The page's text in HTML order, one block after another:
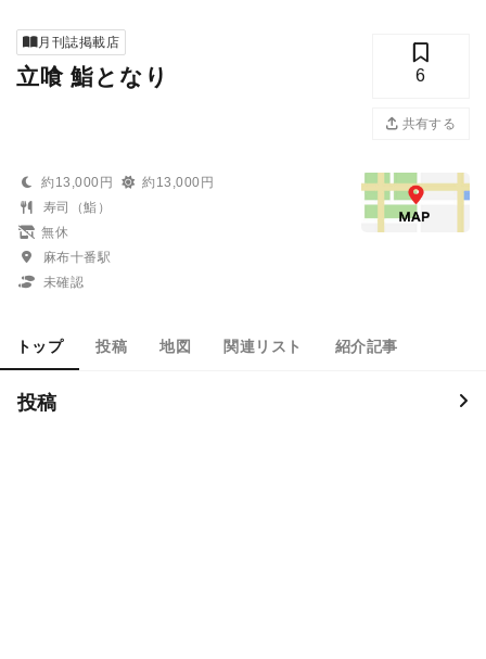
月刊誌掲載店
立喰 鮨となり 6
共有する
約13,000円
約13,000円
寿司（鮨）
無休
麻布十番駅
未確認
トップ 投稿 地図 関連リスト 紹介記事
投稿